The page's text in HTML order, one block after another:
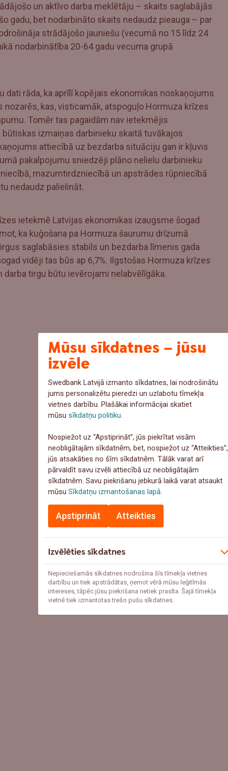
un aktīvo darba meklētāju – skaits saglabājās
gadu, bet nodarbināto skaits nedaudz pieauga – par
strādājošo jauniešu (vecumā no 15 līdz 24
nodarbinātība 20-64 gadu vecuma grupā
dati rāda, ka aprīlī kopējais ekonomikas noskaņojums
kas, visticamāk, atspoguļo Hormuza krīzes
Tomēr tas pagaidām nav ietekmējis
būtiskas izmaiņas darbinieku skaitā tuvākajos
attiecībā uz bezdarba situāciju gan ir kļuvis
pakalpojumu sniedzēji plāno nelielu darbinieku
mazumtirdzniecībā un apstrādes rūpniecībā
nedaudz palielināt.
ietekmē Latvijas ekonomikas izaugsme šogad
ka kuģošana pa Hormuza šaurumu drīzumā
saglabāsies stabils un bezdarba līmenis gada
vidēji tas būs ap 6,7%. Ilgstošas Hormuza krīzes
tirgu būtu ievērojami nelabvēlīgāka.
Mūsu sīkdatnes – jūsu
izvēle
Swedbank Latvijā izmanto sīkdatnes, lai nodrošinātu
jums personalizētu pieredzi un uzlabotu tīmekļa
vietnes darbību. Plašākai informācijai skatiet
mūsusīkdatņu politiku
Nospiežot uz “Apstiprināt”, jūs piekrītat visām
neobligātajām sīkdatnēm, bet, nospiežot uz “Atteikties”,
jūs atsakāties no šīm sīkdatnēm. Tālāk varat arī
pārvaldīt savu izvēli attiecībā uz neobligātajām
sīkdatnēm. Savu piekrišanu jebkurā laikā varat atsaukt
mūsuSīkdatņu izmantošanas lapā
Apstiprināt Atteikties
Izvēlēties sīkdatnes
Nepieciešamās sīkdatnes nodrošina šīs tīmekļa vietnes
darbību un tiek apstrādātas, ņemot vērā mūsu leģitīmās
intereses, tāpēc jūsu piekrišana netiek prasīta. Šajā tīmekļa
vietnē tiek izmantotas trešo pušu sīkdatnes.